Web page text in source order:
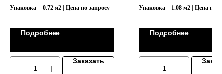
Упаковка = 0.72 м2 | Цена по запросу
Подробнее
Заказать
Упаковка = 1.08 м2 | Цена по
Подробнее